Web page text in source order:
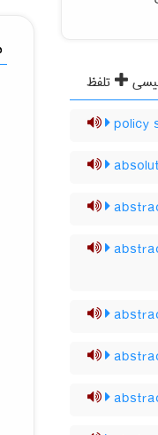
تلفظ
policy